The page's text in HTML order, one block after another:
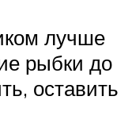
лучше
рыбки до
оставить